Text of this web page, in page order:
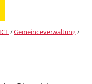
/Gemeindeverwaltung/